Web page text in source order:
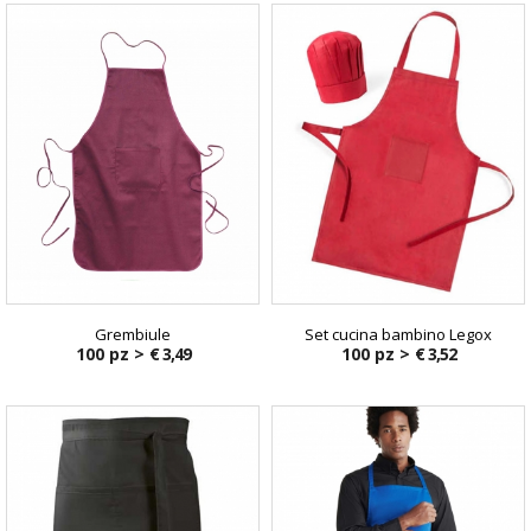
Grembiule
100 pz > € 3,49
Set cucina bambino Legox
100 pz > € 3,52